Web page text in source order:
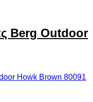
Berg Outdoor